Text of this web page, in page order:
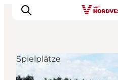
Spielplätze